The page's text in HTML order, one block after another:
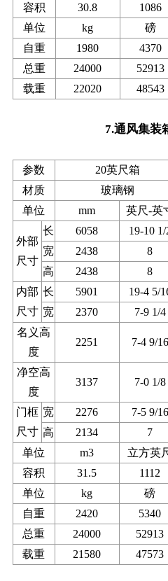
容积
30.8 1086
单位
kg 磅
自重
1980
4370
总重
24000 52913
载重
22020 48543
7.通风集装
参数 20英尺箱
材质
玻璃钢
单位
mm 英尺-英
外部
尺寸
长 6058 19-10 1/
宽
2438 8
高
2438 8
内部
尺寸
长 5901 19-4 5/
宽
2370 7-9 1/4
名义高
度
2251 7-4 9/16
净空高
度
3137 7-0 1/8
门框
尺寸
宽 2276 7-5 9/16
高
2134 7
单位
m3 立方英
容积
31.5 1112
单位
kg 磅
自重
2420 5340
总重
24000 52913
载重
21580 47573